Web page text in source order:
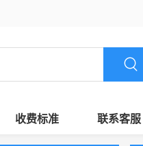
收费标准 联系客服